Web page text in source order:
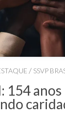
/ SSVP
154 anos